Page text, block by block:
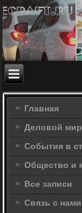
Главная
Деловой мир
События в
Общество и
Все записи
Связь с нами